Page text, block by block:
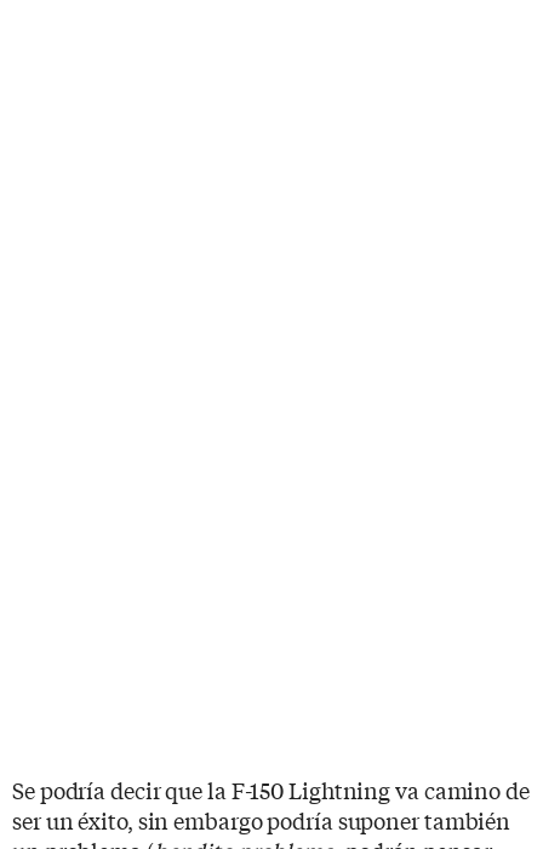
Se podría decir que la F-150 Lightning va camino de
ser un éxito, sin embargo podría suponer también